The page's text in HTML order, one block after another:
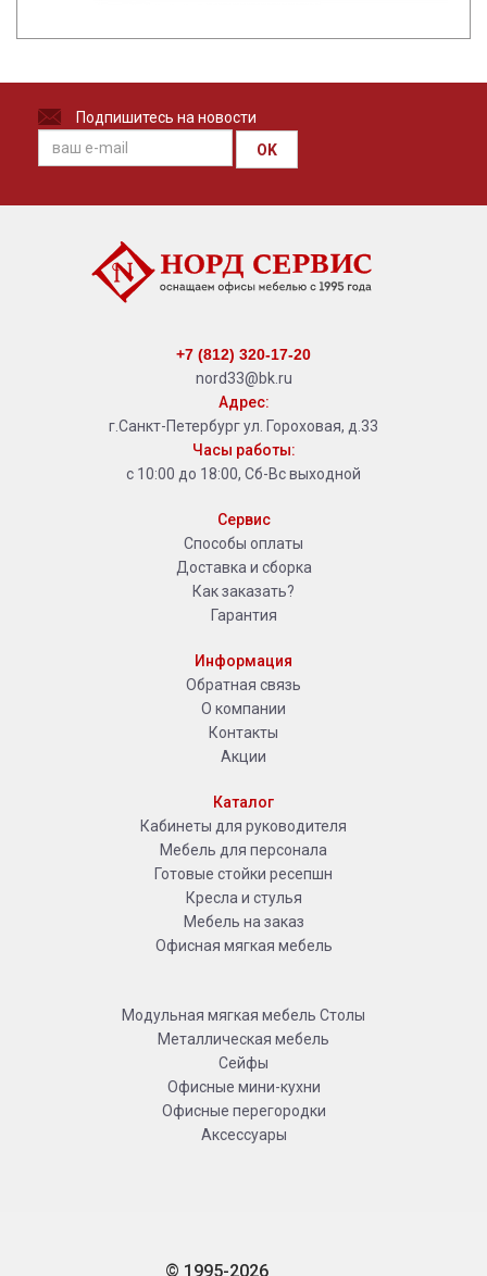
Подпишитесь на новости
OK
+7 (812) 320-17-20
nord33@bk.ru
Адрес:
г.Санкт-Петербург ул. Гороховая, д.33
Часы работы:
с 10:00 до 18:00, Сб-Вс выходной
Сервис
Способы оплаты
Доставка и сборка
Как заказать?
Гарантия
Информация
Обратная связь
О компании
Контакты
Акции
Каталог
Кабинеты для руководителя
Мебель для персонала
Готовые стойки ресепшн
Кресла и стулья
Мебель на заказ
Офисная мягкая мебель
Модульная мягкая мебель Столы
Металлическая мебель
Сейфы
Офисные мини-кухни
Офисные перегородки
Аксессуары
© 1995-2026